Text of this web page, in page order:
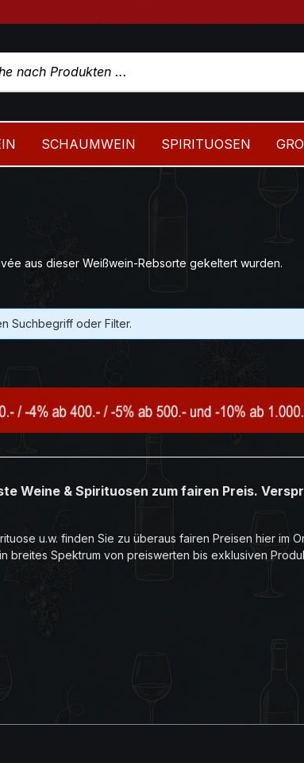
SCHAUMWEIN SPIRITUOSEN
aus dieser Weißwein-Rebsorte gekeltert wurden.
Suchbegriff oder Filter.
Weine & Spirituosen zum fairen Preis.
u.w. finden Sie zu überaus fairen Preisen hier im
breites Spektrum von preiswerten bis exklusiven